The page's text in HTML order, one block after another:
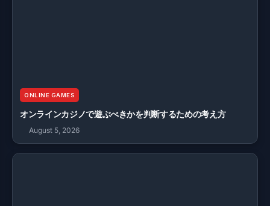
ONLINE GAMES
オンラインカジノで遊ぶべきかを判断するための考え方
August 5, 2026